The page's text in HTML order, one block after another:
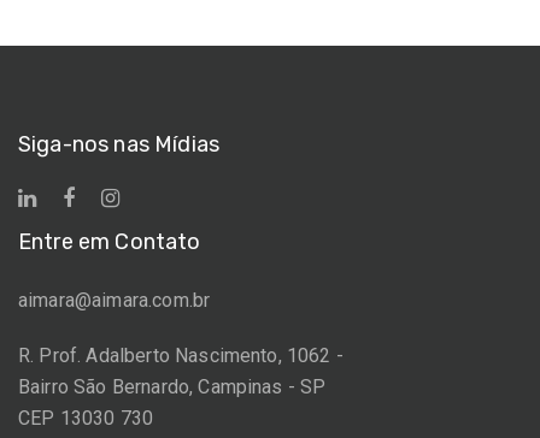
Siga-nos nas Mídias
Entre em Contato
aimara@aimara.com.br
R. Prof. Adalberto Nascimento, 1062 -
Bairro São Bernardo, Campinas - SP
CEP 13030 730